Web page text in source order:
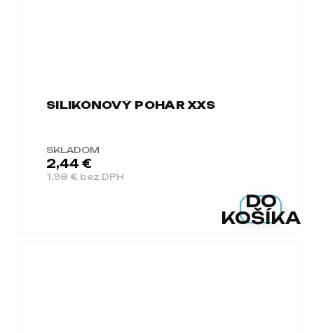
SILIKÓNOVÝ POHÁR XXS
SKLADOM
1,98 € bez DPH
2,44 €
DO
KOŠÍKA